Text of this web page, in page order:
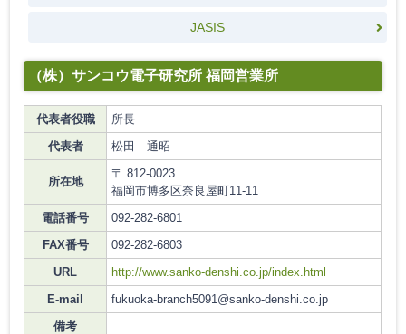
JASIS
（株）サンコウ電子研究所 福岡営業所
代表者役職
所長
代表者
松田 通昭
所在地
〒 812-0023
福岡市博多区奈良屋町11-11
電話番号
092-282-6801
FAX番号
092-282-6803
URL
http://www.sanko-denshi.co.jp/index.html
E-mail
fukuoka-branch5091@sanko-denshi.co.jp
備考